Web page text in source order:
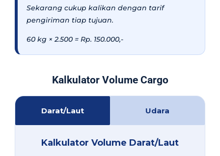
Sekarang cukup kalikan dengan tarif
pengiriman tiap tujuan.
60 kg × 2.500 = Rp. 150.000,-
Kalkulator Volume Cargo
Darat/Laut Udara
Kalkulator Volume Darat/Laut